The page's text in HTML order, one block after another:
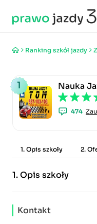
Ranking szkół jazdy
1 Nauka
474
1. Opis szkoły 2.
1.Opis szkoły
Kontakt